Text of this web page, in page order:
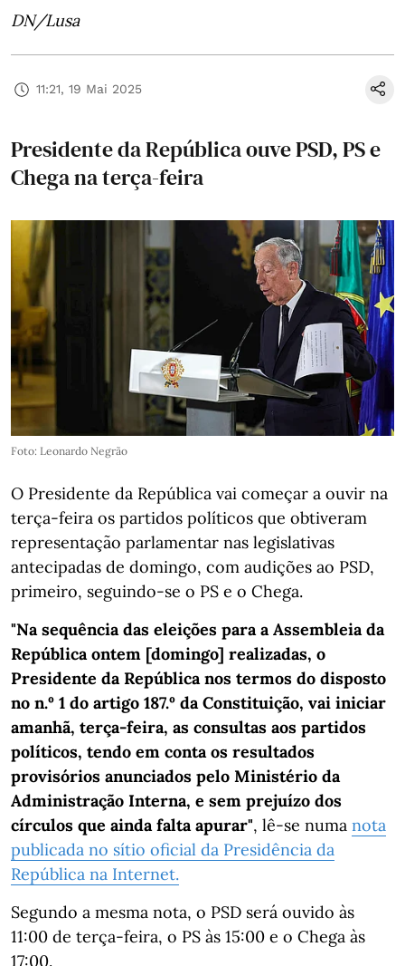
DN/Lusa
11:21, 19 Mai 2025
Presidente da República ouve PSD, PS e
Chega na terça-feira
Foto: Leonardo Negrão
O Presidente da República vai começar a ouvir na
terça-feira os partidos políticos que obtiveram
representação parlamentar nas legislativas
antecipadas de domingo, com audições ao PSD,
primeiro, seguindo-se o PS e o Chega.
"Na sequência das eleições para a Assembleia da
República ontem [domingo] realizadas, o
Presidente da República nos termos do disposto
no n.º 1 do artigo 187.º da Constituição, vai iniciar
amanhã, terça-feira, as consultas aos partidos
políticos, tendo em conta os resultados
provisórios anunciados pelo Ministério da
Administração Interna, e sem prejuízo dos
círculos que ainda falta apurar", lê-se numa nota
publicada no sítio oficial da Presidência da
República na Internet.
Segundo a mesma nota, o PSD será ouvido às
11:00 de terça-feira, o PS às 15:00 e o Chega às
17:00.